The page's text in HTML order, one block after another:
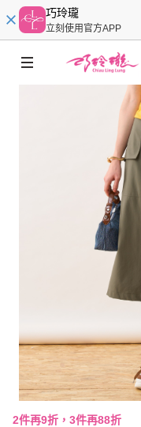
巧玲瓏
立刻使用官方APP
2件再9折，3件再88折